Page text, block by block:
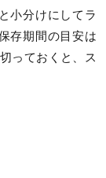
小分けにしてラ
存期間の目安は
っておくと、ス